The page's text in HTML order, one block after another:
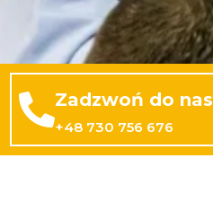
Zadzwoń do nas
+48 730 756 676